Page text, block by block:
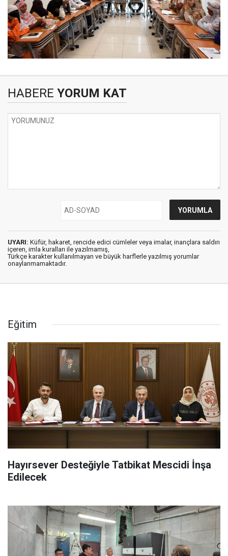
HABERE YORUM KAT
UYARI: Küfür, hakaret, rencide edici cümleler veya imalar, inançlara saldırı
içeren, imla kuralları ile yazılmamış,
Türkçe karakter kullanılmayan ve büyük harflerle yazılmış yorumlar
onaylanmamaktadır.
Eğitim
Hayırsever Desteğiyle Tatbikat Mescidi İnşa
Edilecek